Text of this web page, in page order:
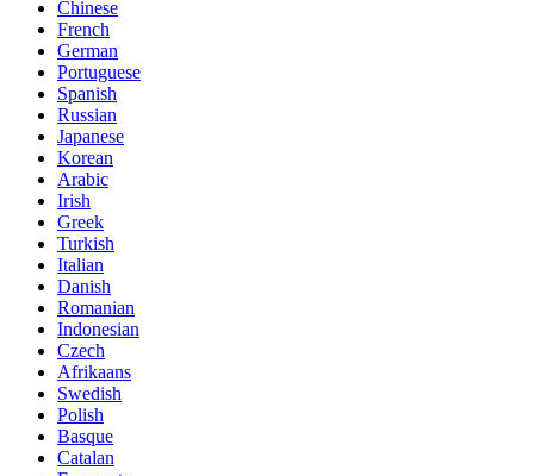
Chinese
French
German
Portuguese
Spanish
Russian
Japanese
Korean
Arabic
Irish
Greek
Turkish
Italian
Danish
Romanian
Indonesian
Czech
Afrikaans
Swedish
Polish
Basque
Catalan